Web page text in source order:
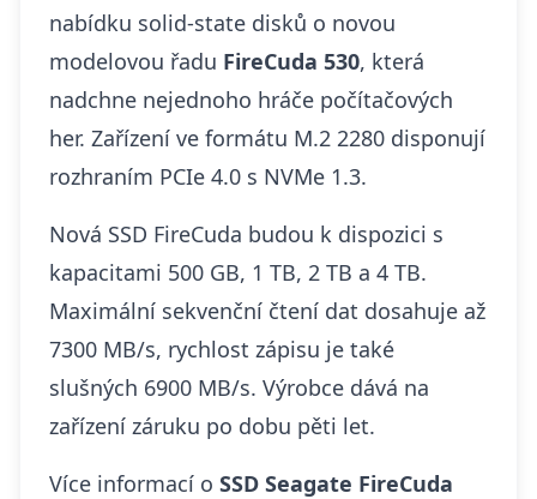
nabídku solid-state disků o novou
modelovou řadu FireCuda 530, která
nadchne nejednoho hráče počítačových
her. Zařízení ve formátu M.2 2280 disponují
rozhraním PCIe 4.0 s NVMe 1.3.
Nová SSD FireCuda budou k dispozici s
kapacitami 500 GB, 1 TB, 2 TB a 4 TB.
Maximální sekvenční čtení dat dosahuje až
7300 MB/s, rychlost zápisu je také
slušných 6900 MB/s. Výrobce dává na
zařízení záruku po dobu pěti let.
Více informací o SSD Seagate FireCuda